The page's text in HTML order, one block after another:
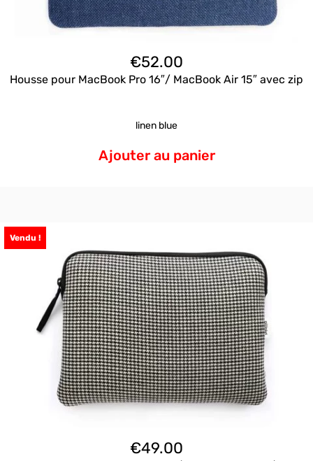
€52.00
Housse pour MacBook Pro 16″/ MacBook Air 15″ avec zip
linen blue
Ajouter au panier
Vendu !
€49.00